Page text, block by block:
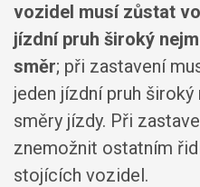
vozidel musí zůstat
jízdní pruh široký
směr; při zastavení
jeden jízdní pruh
směry jízdy. Při
znemožnit ostatním
stojících vozidel.